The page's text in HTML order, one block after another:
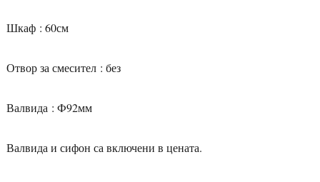
Шкаф : 60см
Отвор за смесител : без
Валвида : Ф92мм
Валвида и сифон са включени в цената.